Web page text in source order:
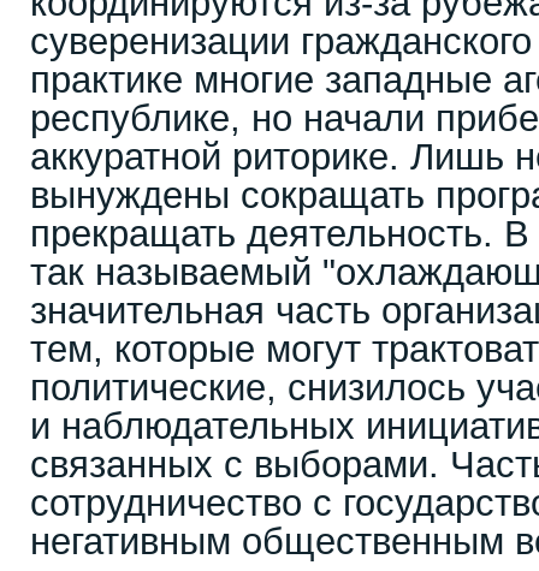
суверенизации
практике многие западные
республике, но начали
аккуратной риторике. Лишь
вынуждены сокращать
прекращать деятельность. В
так называемый
значительная часть
тем, которые могут
политические, снизилось
и наблюдательных
связанных с выборами.
сотрудничество с
негативным общественным